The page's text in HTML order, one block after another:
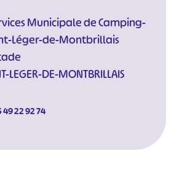
Municipale de Camping-
Léger-de-Montbrillais
LEGER-DE-MONTBRILLAIS
49 22 92 74